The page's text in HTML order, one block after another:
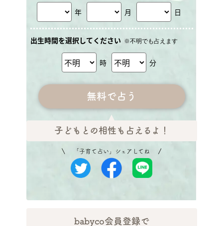
年 月 日
出生時間を選択してください ※不明でも占えます
時 分
子どもとの相性も占えるよ！
「子育て占い」シェアしてね
babyco会員登録で